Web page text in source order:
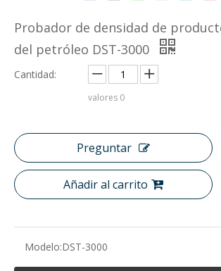
Probador de densidad de
del petróleo DST-3000
Cantidad:
valores 0
Preguntar
Añadir al carrito
Modelo:DST-3000